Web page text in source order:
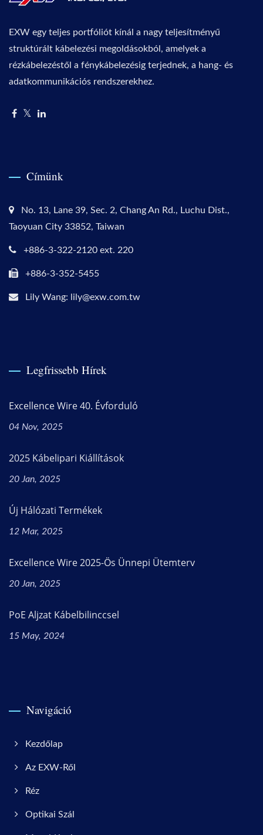
EXW egy teljes portfóliót kínál a nagy teljesítményű
struktúrált kábelezési megoldásokból, amelyek a
rézkábelezéstől a fénykábelezésig terjednek, a hang- és
adatkommunikációs rendszerekhez.
Címünk
No. 13, Lane 39, Sec. 2, Chang An Rd., Luchu Dist.,
Taoyuan City 33852, Taiwan
+886-3-322-2120 ext. 220
+886-3-352-5455
Lily Wang: lily@exw.com.tw
Legfrissebb Hírek
Excellence Wire 40. Évforduló
04 Nov, 2025
2025 Kábelipari Kiállítások
20 Jan, 2025
Új Hálózati Termékek
12 Mar, 2025
Excellence Wire 2025-Ös Ünnepi Ütemterv
20 Jan, 2025
PoE Aljzat Kábelbilinccsel
15 May, 2024
Navigáció
Kezdőlap
Az EXW-Ről
Réz
Optikai Szál